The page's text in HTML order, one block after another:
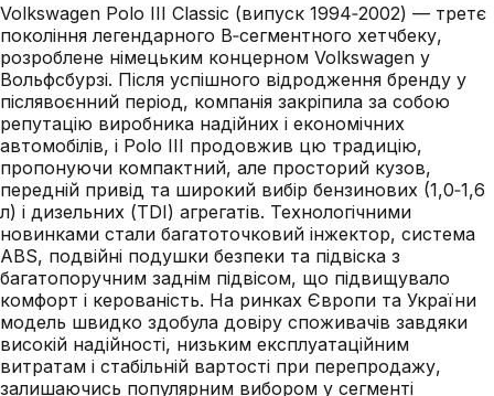
Volkswagen Polo III Classic (випуск 1994‑2002) — третє
покоління легендарного B‑сегментного хетчбеку,
розроблене німецьким концерном Volkswagen у
Вольфсбурзі. Після успішного відродження бренду у
післявоєнний період, компанія закріпила за собою
репутацію виробника надійних і економічних
автомобілів, і Polo III продовжив цю традицію,
пропонуючи компактний, але просторий кузов,
передній привід та широкий вибір бензинових (1,0‑1,6
л) і дизельних (TDI) агрегатів. Технологічними
новинками стали багатоточковий інжектор, система
ABS, подвійні подушки безпеки та підвіска з
багатопоручним заднім підвісом, що підвищувало
комфорт і керованість. На ринках Європи та України
модель швидко здобула довіру споживачів завдяки
високій надійності, низьким експлуатаційним
витратам і стабільній вартості при перепродажу,
залишаючись популярним вибором у сегменті